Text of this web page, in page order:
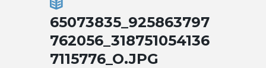
65073835_925863797
762056_318751054136
7115776_O.JPG